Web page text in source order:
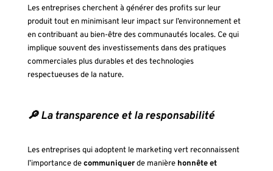
Les entreprises cherchent à générer des profits sur leur
produit tout en minimisant leur impact sur l’environnement et
en contribuant au bien-être des communautés locales. Ce qui
implique souvent des investissements dans des pratiques
commerciales plus durables et des technologies
respectueuses de la nature.
🔎 La transparence et la responsabilité
Les entreprises qui adoptent le marketing vert reconnaissent
l’importance decommuniquerde manière honnête et